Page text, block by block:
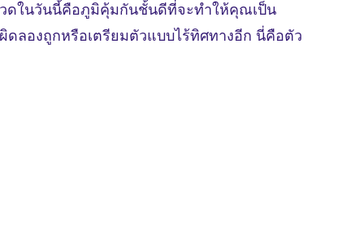
วดในวันนี้คือภูมิคุ้มกันชั้นดีที่จะทำให้คุณเป็น
ลองถูกหรือเตรียมตัวแบบไร้ทิศทางอีก นี่คือตัว